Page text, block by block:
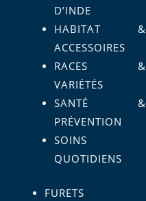
D’INDE
HABITAT &
ACCESSOIRES
RACES &
VARIÉTÉS
SANTÉ &
PRÉVENTION
SOINS
QUOTIDIENS
FURETS